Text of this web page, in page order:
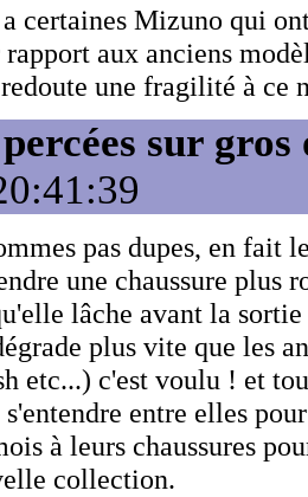
certaines Mizuno qui
aux anciens
une fragilité à ce
sur
pas dupes, en fait
une chaussure plus
lâche avant la
plus vite que les
etc...) c'est voulu ! et
entre elles
à leurs chaussures
collection.